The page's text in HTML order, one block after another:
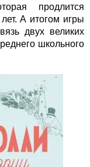
продлится
А итогом игры
двух великих
школьного